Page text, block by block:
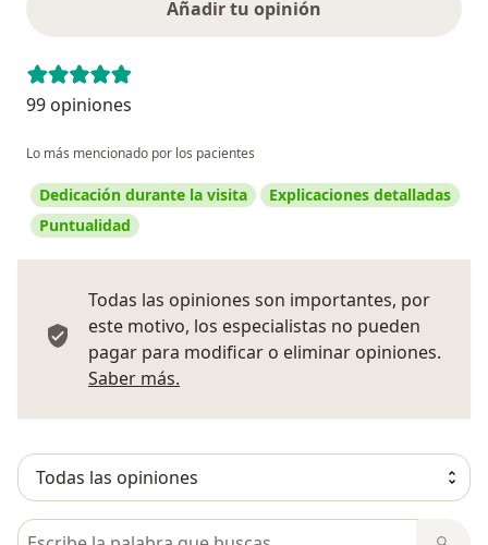
Añadir tu opinión
99 opiniones
Lo más mencionado por los pacientes
Dedicación durante la visita
Explicaciones detalladas
Puntualidad
Todas las opiniones son importantes, por
este motivo, los especialistas no pueden
pagar para modificar o eliminar opiniones.
Saber más.
Busca en opiniones